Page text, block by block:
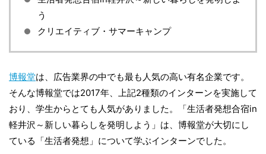
う
クリエイティブ・サマーキャンプ
博報堂は、広告業界の中でも最も人気の高い有名企業です。
そんな博報堂では2017年、上記2種類のインターンを実施して
おり、学生からとても人気がありました。「生活者発想合宿in
軽井沢～新しい暮らしを発明しよう」は、博報堂が大切にし
ている「生活者発想」について学ぶインターンでした。